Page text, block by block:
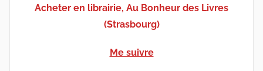
Acheter en librairie, Au Bonheur des Livres
(Strasbourg)
Me suivre